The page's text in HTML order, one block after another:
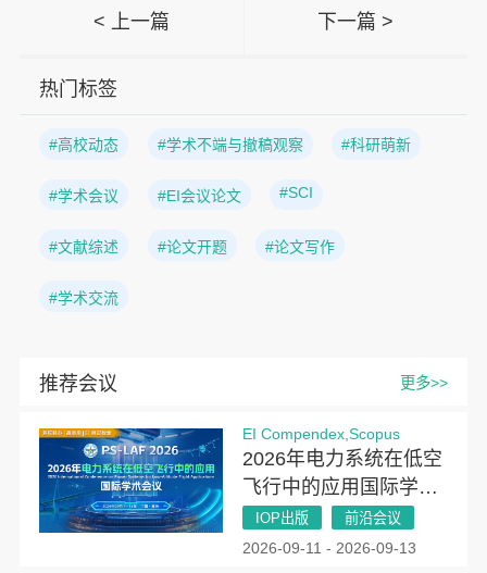
< 上一篇 下一篇 >
热门标签
#高校动态 #学术不端与撤稿观察 #科研萌新
#学术会议 #EI会议论文 #SCI
#文献综述 #论文开题 #论文写作
#学术交流
推荐会议 更多>>
EI Compendex,Scopus
2026年电力系统在低空
飞行中的应用国际学术
会议（PSLAF 2026）
IOP出版 前沿会议
2026-09-11 - 2026-09-13